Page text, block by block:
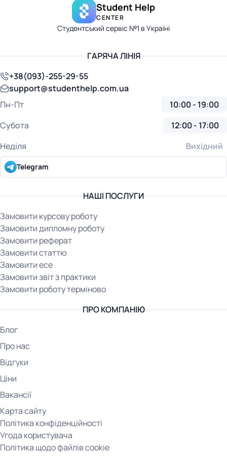
Student Help
CENTER
Студентський сервіс №1 в Україні
НАШІ ПОСЛУГИ
Замовити курсову роботу
Замовити дипломну роботу
Замовити реферат
Замовити статтю
Замовити есе
Замовити звіт з практики
Замовити роботу терміново
ПРО КОМПАНІЮ
Блог
Про нас
Відгуки
Ціни
Вакансії
Карта сайту
Політика конфіденційності
Угода користувача
Політика щодо файлів cookie
ГАРЯЧА ЛІНІЯ
+38(093)-255-29-55
support@studenthelp.com.ua
Пн-Пт
10:00 - 19:00
Субота
12:00 - 17:00
Неділя
Вихідний
Telegram